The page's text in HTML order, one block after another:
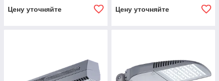
Цену уточняйте Цену уточняйте